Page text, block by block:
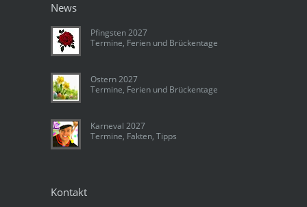
News
Pfingsten 2027
Termine, Ferien und Brückentage
Ostern 2027
Termine, Ferien und Brückentage
Karneval 2027
Termine, Fakten, Tipps
Kontakt